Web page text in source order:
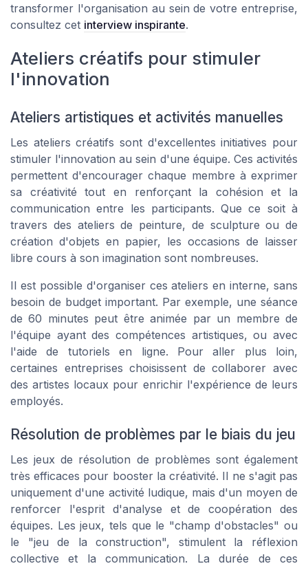
transformer l'organisation au sein de votre entreprise,
consultez cet interview inspirante.
Ateliers créatifs pour stimuler
l'innovation
Ateliers artistiques et activités manuelles
Les ateliers créatifs sont d'excellentes initiatives pour
stimuler l'innovation au sein d'une équipe. Ces activités
permettent d'encourager chaque membre à exprimer
sa créativité tout en renforçant la cohésion et la
communication entre les participants. Que ce soit à
travers des ateliers de peinture, de sculpture ou de
création d'objets en papier, les occasions de laisser
libre cours à son imagination sont nombreuses.
Il est possible d'organiser ces ateliers en interne, sans
besoin de budget important. Par exemple, une séance
de 60 minutes peut être animée par un membre de
l'équipe ayant des compétences artistiques, ou avec
l'aide de tutoriels en ligne. Pour aller plus loin,
certaines entreprises choisissent de collaborer avec
des artistes locaux pour enrichir l'expérience de leurs
employés.
Résolution de problèmes par le biais du jeu
Les jeux de résolution de problèmes sont également
très efficaces pour booster la créativité. Il ne s'agit pas
uniquement d'une activité ludique, mais d'un moyen de
renforcer l'esprit d'analyse et de coopération des
équipes. Les jeux, tels que le "champ d'obstacles" ou
le "jeu de la construction", stimulent la réflexion
collective et la communication. La durée de ces